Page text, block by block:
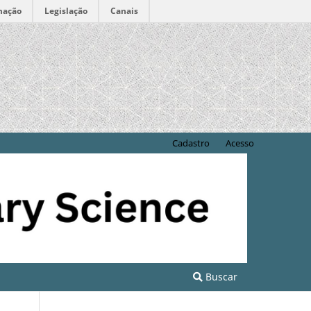
Legislação Canais
Buscar
Cadastro Acesso